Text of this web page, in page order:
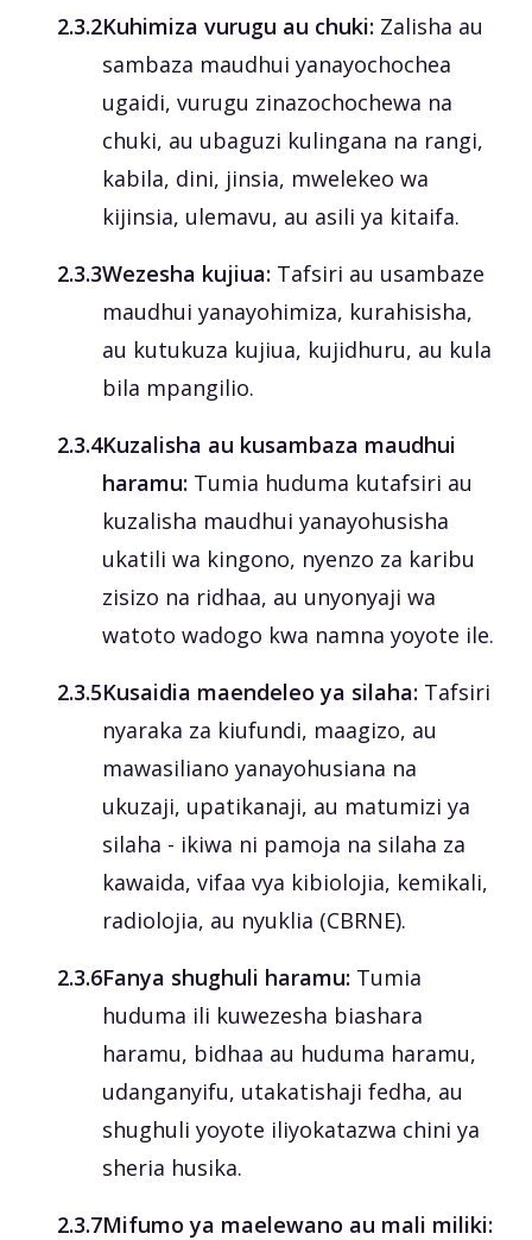
‎2.3.2Kuhimiza vurugu au chuki: Zalisha au
sambaza maudhui yanayochochea
ugaidi, vurugu zinazochochewa na
chuki, au ubaguzi kulingana na rangi,
kabila, dini, jinsia, mwelekeo wa
kijinsia, ulemavu, au asili ya kitaifa.
‎2.3.3Wezesha kujiua: Tafsiri au usambaze
maudhui yanayohimiza, kurahisisha,
au kutukuza kujiua, kujidhuru, au kula
bila mpangilio.
‎2.3.4Kuzalisha au kusambaza maudhui
haramu: Tumia huduma kutafsiri au
kuzalisha maudhui yanayohusisha
ukatili wa kingono, nyenzo za karibu
zisizo na ridhaa, au unyonyaji wa
watoto wadogo kwa namna yoyote ile.
‎2.3.5Kusaidia maendeleo ya silaha: Tafsiri
nyaraka za kiufundi, maagizo, au
mawasiliano yanayohusiana na
ukuzaji, upatikanaji, au matumizi ya
silaha - ikiwa ni pamoja na silaha za
kawaida, vifaa vya kibiolojia, kemikali,
radiolojia, au nyuklia (CBRNE).
‎2.3.6Fanya shughuli haramu: Tumia
huduma ili kuwezesha biashara
haramu, bidhaa au huduma haramu,
udanganyifu, utakatishaji fedha, au
shughuli yoyote iliyokatazwa chini ya
sheria husika.
‎2.3.7Mifumo ya maelewano au mali miliki: